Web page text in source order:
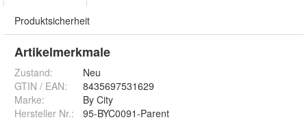
Produktsicherheit
Artikelmerkmale
Zustand:
Neu
GTIN / EAN:
8435697531629
Marke:
By City
Hersteller Nr.:
95-BYC0091-Parent